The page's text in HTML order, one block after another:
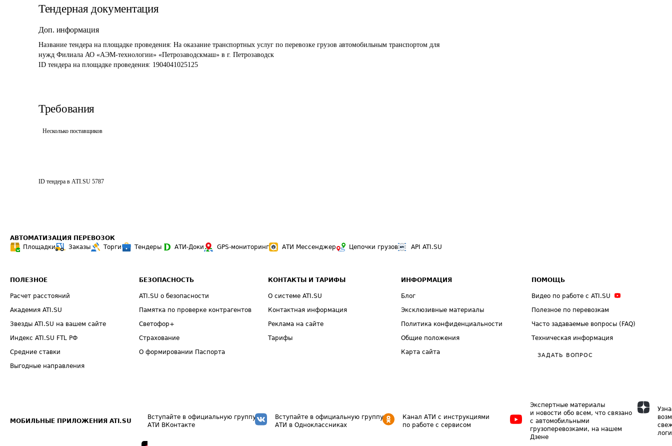
Тендерная документация
Доп. информация
Название тендера на площадке проведения: На оказание транспортных услуг по перевозке грузов автомобильным транспортом для
нужд Филиала АО «АЭМ-технологии» «Петрозаводскмаш» в г. Петрозаводск
ID тендера на площадке проведения: 1904041025125
Требования
Несколько поставщиков
ID тендера в ATI.SU 5787
АВТОМАТИЗАЦИЯ ПЕРЕВОЗОК
Площадки
Заказы Торги Тендеры АТИ-Доки GPS-мониторинг АТИ Мессенджер Цепочки грузов API ATI.SU
ПОЛЕЗНОЕ
Расчет расстояний
Академия ATI.SU
Звезды ATI.SU на вашем сайте
Индекс ATI.SU FTL РФ
Средние ставки
Выгодные направления
БЕЗОПАСНОСТЬ
ATI.SU о безопасности
Памятка по проверке контрагентов
Светофор+
Страхование
О формировании Паспорта
КОНТАКТЫ И ТАРИФЫ
О системе ATI.SU
Контактная информация
Реклама на сайте
Тарифы
ИНФОРМАЦИЯ
Блог
Эксклюзивные материалы
Политика конфиденциальности
Общие положения
Карта сайта
ПОМОЩЬ
Видео по работе с ATI.SU
Полезное по перевозкам
Часто задаваемые вопросы (FAQ)
Техническая информация
ЗАДАТЬ ВОПРОС
МОБИЛЬНЫЕ ПРИЛОЖЕНИЯ ATI.SU
Вступайте в официальную группу
АТИ ВКонтакте
Вступайте в официальную группу
АТИ в Одноклассниках
Канал АТИ с инструкциями
по работе с сервисом
Экспертные материалы
и новости обо всем, что связано
с автомобильными
грузоперевозками, на нашем
Дзене